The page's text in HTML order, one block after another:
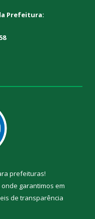
Prefeitura:
prefeituras!
garantimos em
de transparência